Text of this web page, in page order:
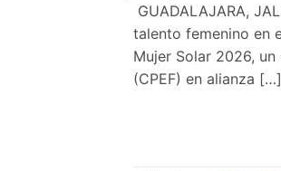
​GUADALAJARA,
talento femenino en
Mujer Solar 2026,
(CPEF) en alianza […]